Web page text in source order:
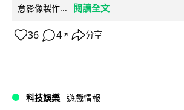
意影像製作...
閱讀全文
36 4 ↗ 分享
科技娛樂 遊戲情報